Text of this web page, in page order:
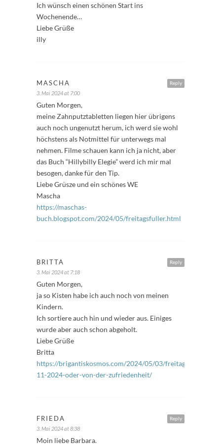
Ich wünsch einen schönen Start ins
Wochenende…
Liebe Grüße
illy
Reply
MASCHA
3. Mai 2024 at 7:00
Guten Morgen,
meine Zahnputztabletten liegen hier übrigens
auch noch ungenutzt herum, ich werd sie wohl
höchstens als Notmittel für unterwegs mal
nehmen. Filme schauen kann ich ja nicht, aber
das Buch “Hillybilly Elegie” werd ich mir mal
besogen, danke für den Tip.
Liebe Grüsze und ein schönes WE
Mascha
https://maschas-
buch.blogspot.com/2024/05/freitagsfuller.html
Reply
BRITTA
3. Mai 2024 at 7:18
Guten Morgen,
ja so Kisten habe ich auch noch von meinen
Kindern.
Ich sortiere auch hin und wieder aus. Einiges
wurde aber auch schon abgeholt.
Liebe Grüße
Britta
https://brigantiskosmos.com/2024/05/03/freitagsfuller-
11-2024-oder-von-der-zufriedenheit/
Reply
FRIEDA
3. Mai 2024 at 8:38
Moin liebe Barbara.